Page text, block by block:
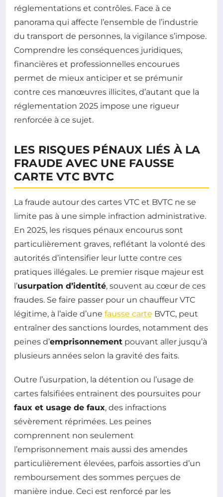
réglementations et contrôles. Face à ce
panorama qui affecte l’ensemble de l’industrie
du transport de personnes, la vigilance s’impose.
Comprendre les conséquences juridiques,
financières et professionnelles encourues
permet de mieux anticiper et se prémunir
contre ces manœuvres illicites, d’autant que la
réglementation 2025 impose une rigueur
renforcée à ce sujet.
LES RISQUES PÉNAUX LIÉS À LA
FRAUDE AVEC UNE FAUSSE
CARTE VTC BVTC
La fraude autour des cartes VTC et BVTC ne se
limite pas à une simple infraction administrative.
En 2025, les risques pénaux encourus sont
particulièrement graves, reflétant la volonté des
autorités d’intensifier leur lutte contre ces
pratiques illégales. Le premier risque majeur est
l’usurpation d’identité, souvent au cœur de ces
fraudes. Se faire passer pour un chauffeur VTC
légitime, à l’aide d’une fausse carte BVTC, peut
entraîner des sanctions lourdes, notamment des
peines d’emprisonnement pouvant aller jusqu’à
plusieurs années selon la gravité des faits.
Outre l’usurpation, la détention ou l’usage de
cartes falsifiées entrainent des poursuites pour
faux et usage de faux, des infractions
sévèrement réprimées. Les peines
comprennent non seulement
l’emprisonnement mais aussi des amendes
particulièrement élevées, parfois assorties d’un
remboursement des sommes perçues de
manière indue. Ceci est renforcé par les